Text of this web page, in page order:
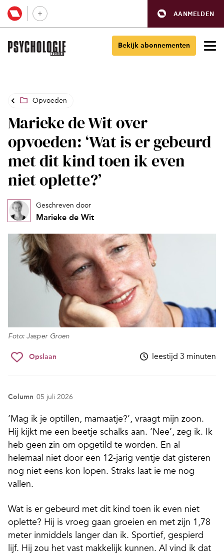
AANMELDEN
Bekijk abonnementen
Opvoeden
Marieke de Wit over
opvoeden: ‘Wat is er gebeurd
met dit kind toen ik even
niet oplette?’
Geschreven door
Marieke de Wit
Foto: Jasper Groen
Opslaan leestijd 3 minuten
Column 05 juli 2026
‘Mag ik je optillen, mamaatje?’, vraagt mijn zoon.
Hij kijkt me een beetje schalks aan. ‘Nee’, zeg ik. Ik
heb geen zin om opgetild te worden. En al
helemaal niet door een 12-jarig ventje dat gisteren
nog niet eens kon lopen. Straks laat ie me nog
vallen.
Wat is er gebeurd met dit kind toen ik even niet
oplette? Hij is vroeg gaan groeien en met zijn 1,78
meter inmiddels langer dan ik. Sportief, gespierd
lijf. Hij zou het vast makkelijk kunnen. Al vind ik dat